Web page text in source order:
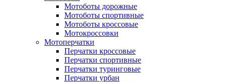
Мотоботы дорожные
Мотоботы спортивные
Мотоботы кроссовые
Мотокроссовки
Мотоперчатки
Перчатки кроссовые
Перчатки спортивные
Перчатки туринговые
Перчатки урбан